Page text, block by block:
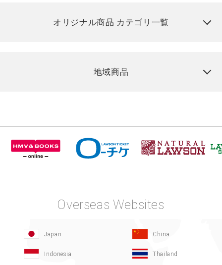
オリジナル商品 カテゴリ一覧
地域商品
Overseas Websites
Japan China
Indonesia Thailand